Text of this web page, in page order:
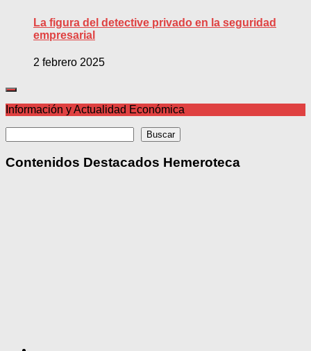
La figura del detective privado en la seguridad
empresarial
2 febrero 2025
Información y Actualidad Económica
Buscar
Contenidos Destacados Hemeroteca